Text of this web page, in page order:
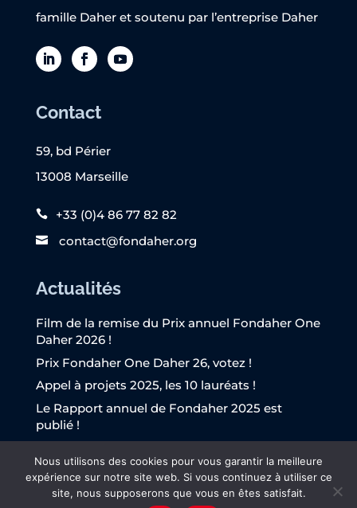
famille Daher et soutenu par l’entreprise Daher
Contact
59, bd Périer
13008 Marseille
+33 (0)4 86 77 82 82
contact@fondaher.org
Actualités
Film de la remise du Prix annuel Fondaher One
Daher 2026 !
Prix Fondaher One Daher 26, votez !
Appel à projets 2025, les 10 lauréats !
Le Rapport annuel de Fondaher 2025 est
publié !
Nous utilisons des cookies pour vous garantir la meilleure
expérience sur notre site web. Si vous continuez à utiliser ce
site, nous supposerons que vous en êtes satisfait.